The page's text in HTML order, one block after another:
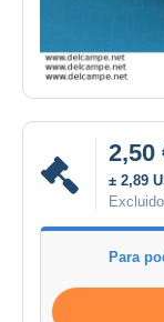
2,50
± 2,89
Para